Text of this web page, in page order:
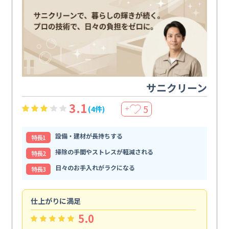
サニクリーン
3.1 (4件) ＋ 5
特⻑1
設備・建材が長持ちする
特⻑2
掃除の手間やストレスが軽減される
特⻑3
日々のお手入れがラクになる
仕上がりに満足
5.0